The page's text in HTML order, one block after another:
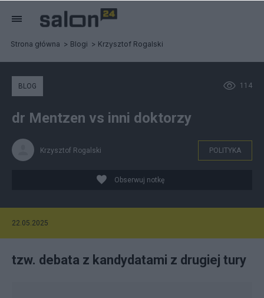
Strona główna Blogi Krzysztof Rogalski
114
BLOG
dr Mentzen vs inni doktorzy
Krzysztof Rogalski POLITYKA
Obserwuj notkę
22.05.2025
tzw. debata z kandydatami z drugiej tury